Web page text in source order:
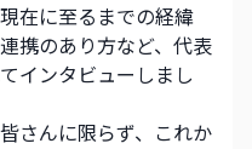
在に至るまでの経緯
携のあり方など、代表
インタビューしまし
さんに限らず、これか